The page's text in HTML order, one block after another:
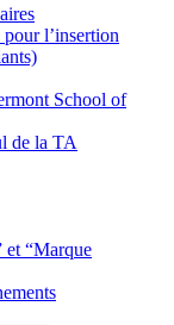
l’insertion
School of
de la TA
et “Marque